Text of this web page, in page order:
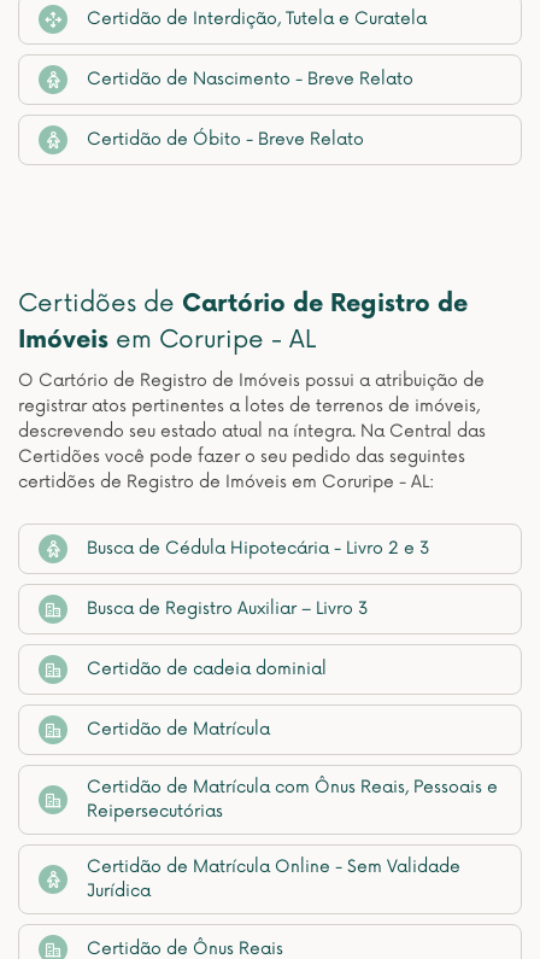
Certidão de Interdição, Tutela e Curatela
Certidão de Nascimento - Breve Relato
Certidão de Óbito - Breve Relato
Certidões de Cartório de Registro de
Imóveis em Coruripe - AL
O Cartório de Registro de Imóveis possui a atribuição de
registrar atos pertinentes a lotes de terrenos de imóveis,
descrevendo seu estado atual na íntegra. Na Central das
Certidões você pode fazer o seu pedido das seguintes
certidões de Registro de Imóveis em Coruripe - AL:
Busca de Cédula Hipotecária - Livro 2 e 3
Busca de Registro Auxiliar – Livro 3
Certidão de cadeia dominial
Certidão de Matrícula
Certidão de Matrícula com Ônus Reais, Pessoais e
Reipersecutórias
Certidão de Matrícula Online - Sem Validade
Jurídica
Certidão de Ônus Reais